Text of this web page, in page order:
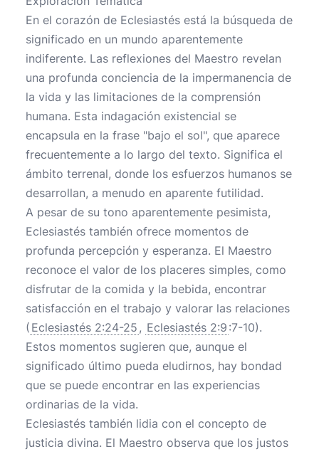
En el corazón de Eclesiastés está la búsqueda de
significado en un mundo aparentemente
indiferente. Las reflexiones del Maestro revelan
una profunda conciencia de la impermanencia de
la vida y las limitaciones de la comprensión
humana. Esta indagación existencial se
encapsula en la frase "bajo el sol", que aparece
frecuentemente a lo largo del texto. Significa el
ámbito terrenal, donde los esfuerzos humanos se
desarrollan, a menudo en aparente futilidad.
A pesar de su tono aparentemente pesimista,
Eclesiastés también ofrece momentos de
profunda percepción y esperanza. El Maestro
reconoce el valor de los placeres simples, como
disfrutar de la comida y la bebida, encontrar
satisfacción en el trabajo y valorar las relaciones
( Eclesiastés 2:24-25 , Eclesiastés 2:9 :7-10).
Estos momentos sugieren que, aunque el
significado último pueda eludirnos, hay bondad
que se puede encontrar en las experiencias
ordinarias de la vida.
Eclesiastés también lidia con el concepto de
justicia divina. El Maestro observa que los justos